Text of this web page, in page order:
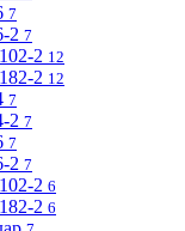
7
2 7
2 12
2 12
7
2 7
7
2 7
2 6
2 6